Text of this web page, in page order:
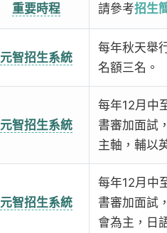
重要時程 請參考招生
元智招生系統
每年秋天舉
名額三名。
元智招生系統
每年12月中
書審加面試
主軸，輔以
元智招生系統
每年12月中
書審加面試
會為主，日